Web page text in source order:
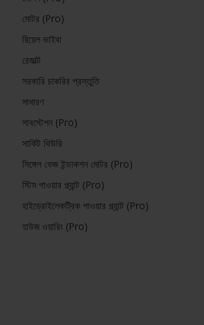
মোটর (Pro)
রিয়েল ভাইবা
রেজাল্ট
সরকারি চাকরির প্রস্তুতি
সাধারণ
সাবস্টেশন (Pro)
সার্কিট থিউরি
সিঙ্গেল ফেজ ইন্ডাকশন মোটর (Pro)
স্টিম পাওয়ার প্ল্যান্ট (Pro)
হাইড্রোইলেকট্রিক পাওয়ার প্ল্যান্ট (Pro)
হাউজ ওয়ারিং (Pro)